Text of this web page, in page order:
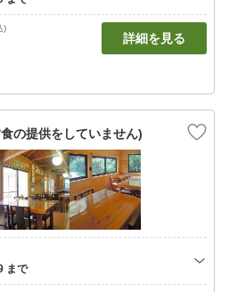
)
詳細を見る
の提供をしていません)